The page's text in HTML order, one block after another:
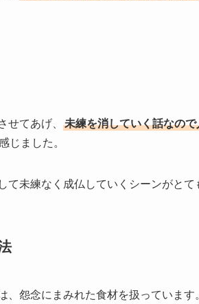
せてあげ、
未練を消していく話なの
じました。
て未練なく成仏していくシーンがとて
、怨念にまみれた食材を扱っています